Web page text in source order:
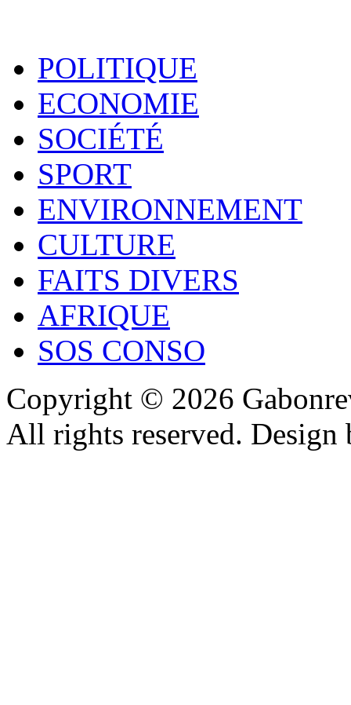
POLITIQUE
ECONOMIE
SOCIÉTÉ
SPORT
ENVIRONNEMENT
CULTURE
FAITS DIVERS
AFRIQUE
SOS CONSO
Copyright © 2026
All rights reserved.